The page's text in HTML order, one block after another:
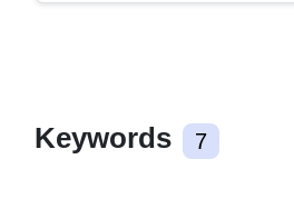
Keywords 7